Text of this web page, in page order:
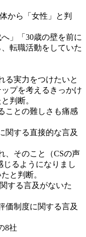
から「女性」と判
へ」「30歳の壁を前に
転職活動をしていた
る実力をつけたいと
プを考えるきっかけ
判断。
ことの難しさも痛感
関する直接的な言及
、そのこと（CSの声
じるようになりまし
と判断。
する言及がないた
価制度に関する言及
8社